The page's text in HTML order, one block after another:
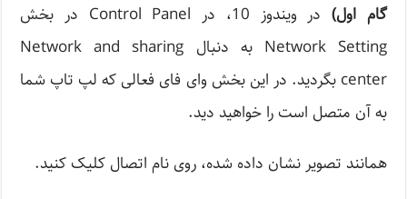
گام اول)
در ویندوز 10، در Control Panel در بخش
Network Setting به دنبال Network and sharing
center بگردید. در این بخش وای فای فعالی که لپ تاپ شما
به آن متصل است را خواهید دید.
همانند تصویر نشان داده شده، روی نام اتصال کلیک کنید.